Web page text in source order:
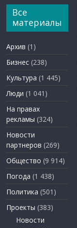
Все
материалы
Архив (1)
Бизнес (238)
Культура (1 445)
Люди (1 041)
На правах
рекламы (324)
Новости
партнеров (269)
Общество (9 914)
Погода (1 438)
Политика (501)
Проекты (383)
Новости